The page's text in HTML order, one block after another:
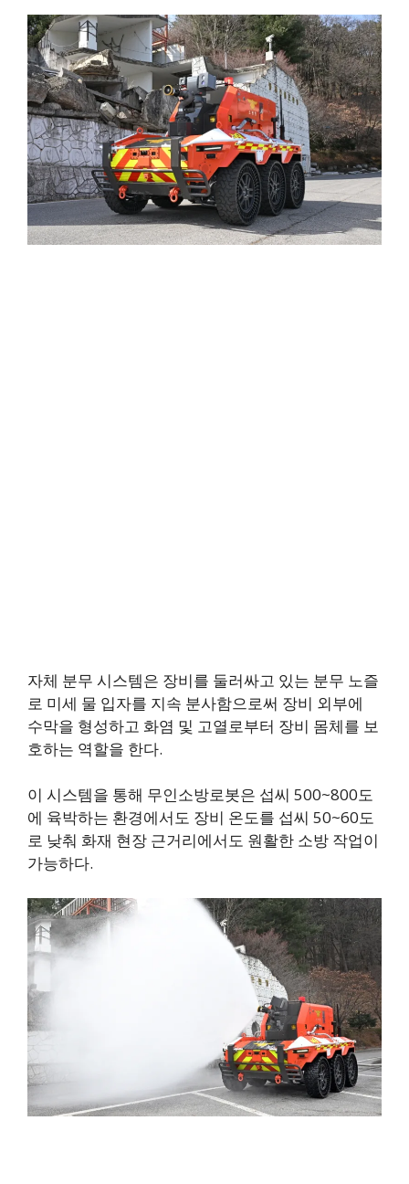
자체 분무 시스템은 장비를 둘러싸고 있는 분무 노즐
로 미세 물 입자를 지속 분사함으로써 장비 외부에
수막을 형성하고 화염 및 고열로부터 장비 몸체를 보
호하는 역할을 한다.
이 시스템을 통해 무인소방로봇은 섭씨 500~800도
에 육박하는 환경에서도 장비 온도를 섭씨 50~60도
로 낮춰 화재 현장 근거리에서도 원활한 소방 작업이
가능하다.